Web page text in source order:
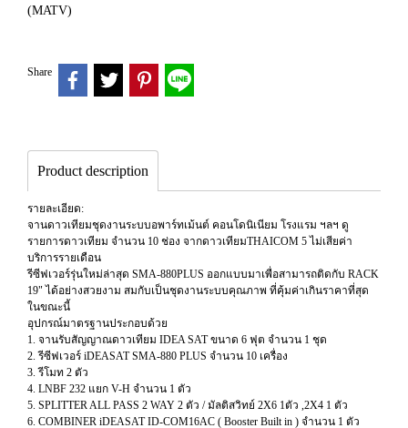
(MATV)
Share
Product description
รายละเอียด:
จานดาวเทียมชุดงานระบบอพาร์ทเม้นต์ คอนโดนิเนียม โรงแรม ฯลฯ ดู
รายการดาวเทียม จำนวน 10 ช่อง จากดาวเทียมTHAICOM 5 ไม่เสียค่า
บริการรายเดือน
รีซีฟเวอร์รุ่นใหม่ล่าสุด SMA-880PLUS ออกแบบมาเพื่อสามารถติดกับ RACK
19" ได้อย่างสวยงาม สมกับเป็นชุดงานระบบคุณภาพ ที่คุ้มค่าเกินราคาที่สุด
ในขณะนี้
อุปกรณ์มาตรฐานประกอบด้วย
1. จานรับสัญญาณดาวเทียม IDEA SAT ขนาด 6 ฟุต จำนวน 1 ชุด
2. รีซีฟเวอร์ iDEASAT SMA-880 PLUS จำนวน 10 เครื่อง
3. รีโมท 2 ตัว
4. LNBF 232 แยก V-H จำนวน 1 ตัว
5. SPLITTER ALL PASS 2 WAY 2 ตัว / มัลติสวิทย์ 2X6 1ตัว ,2X4 1 ตัว
6. COMBINER iDEASAT ID-COM16AC ( Booster Built in ) จำนวน 1 ตัว